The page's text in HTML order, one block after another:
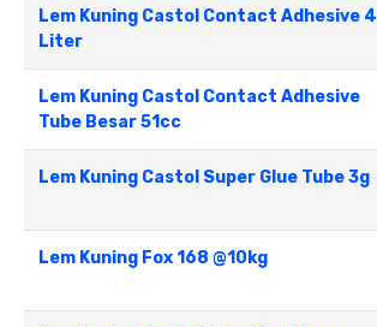
Lem Kuning Castol Contact Adhesive 4
Liter
Lem Kuning Castol Contact Adhesive
Tube Besar 51cc
Lem Kuning Castol Super Glue Tube 3g
Lem Kuning Fox 168 @10kg